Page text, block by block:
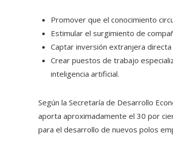
Promover que el conocimiento
Estimular el surgimiento de
Captar inversión extranjera
Crear puestos de trabajo
inteligencia artificial.
Según la Secretaría de Desarrollo
aporta aproximadamente el 30 por
para el desarrollo de nuevos polos